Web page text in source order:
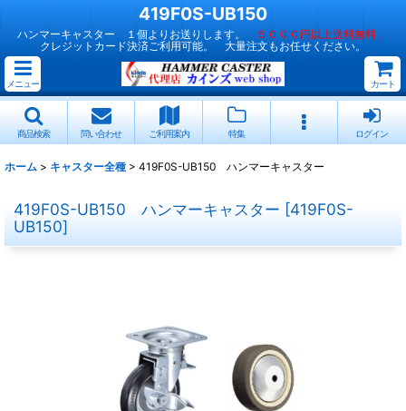
419F0S-UB150
ハンマーキャスター １個よりお送りします。
５０００円以上送料無料 。
クレジットカード決済ご利用可能。 大量注文もお任せください。
メニュー カート
商品検索 問い合わせ ご利用案内 特集 ログイン
ホーム > キャスター全種 > 419F0S-UB150 ハンマーキャスター
419F0S-UB150 ハンマーキャスター [419F0S-
UB150]